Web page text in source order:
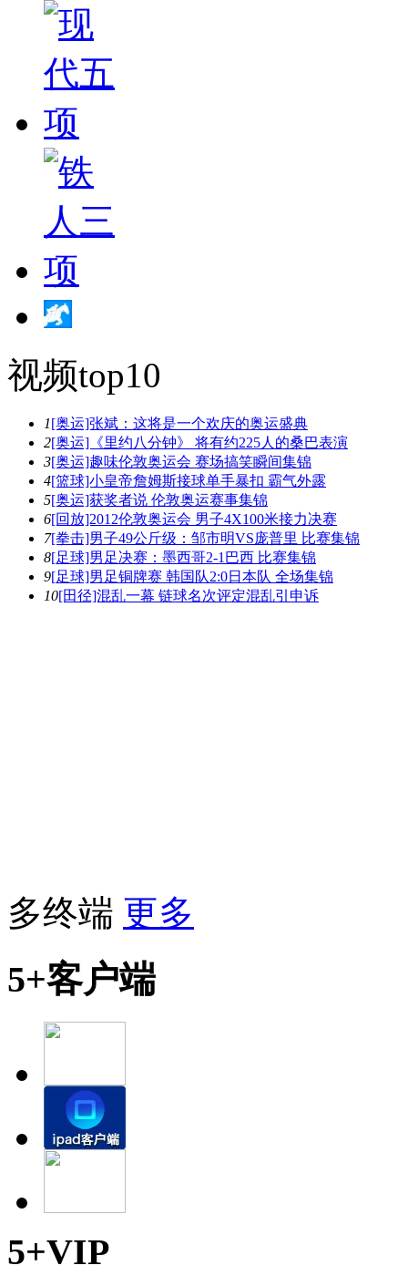
视频top10
1[奥运]张斌：这将是一个欢庆的奥运盛典
2[奥运]《里约八分钟》 将有约225人的桑巴表演
3[奥运]趣味伦敦奥运会 赛场搞笑瞬间集锦
4[篮球]小皇帝詹姆斯接球单手暴扣 霸气外露
5[奥运]获奖者说 伦敦奥运赛事集锦
6[回放]2012伦敦奥运会 男子4X100米接力决赛
7[拳击]男子49公斤级：邹市明VS庞普里 比赛集锦
8[足球]男足决赛：墨西哥2-1巴西 比赛集锦
9[足球]男足铜牌赛 韩国队2:0日本队 全场集锦
10[田径]混乱一幕 链球名次评定混乱引申诉
多终端 更多
5+客户端
5+VIP